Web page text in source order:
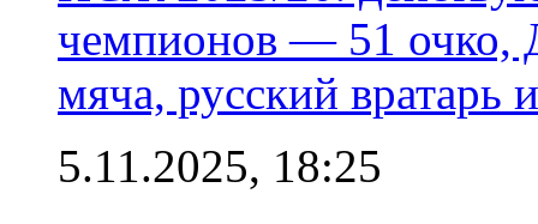
чемпионов — 51 очко,
мяча, русский вратарь
5.11.2025, 18:25